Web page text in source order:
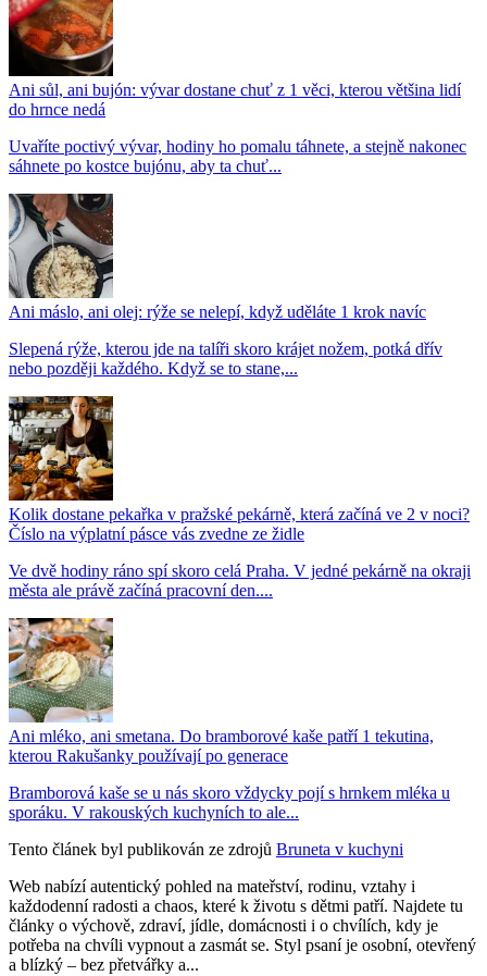
Ani sůl, ani bujón: vývar dostane chuť z 1 věci, kterou většina lidí
do hrnce nedá
Uvaříte poctivý vývar, hodiny ho pomalu táhnete, a stejně nakonec
sáhnete po kostce bujónu, aby ta chuť...
Ani máslo, ani olej: rýže se nelepí, když uděláte 1 krok navíc
Slepená rýže, kterou jde na talíři skoro krájet nožem, potká dřív
nebo později každého. Když se to stane,...
Kolik dostane pekařka v pražské pekárně, která začíná ve 2 v noci?
Číslo na výplatní pásce vás zvedne ze židle
Ve dvě hodiny ráno spí skoro celá Praha. V jedné pekárně na okraji
města ale právě začíná pracovní den....
Ani mléko, ani smetana. Do bramborové kaše patří 1 tekutina,
kterou Rakušanky používají po generace
Bramborová kaše se u nás skoro vždycky pojí s hrnkem mléka u
sporáku. V rakouských kuchyních to ale...
Tento článek byl publikován ze zdrojů Bruneta v kuchyni
Web nabízí autentický pohled na mateřství, rodinu, vztahy i
každodenní radosti a chaos, které k životu s dětmi patří. Najdete tu
články o výchově, zdraví, jídle, domácnosti i o chvílích, kdy je
potřeba na chvíli vypnout a zasmát se. Styl psaní je osobní, otevřený
a blízký – bez přetvářky a...